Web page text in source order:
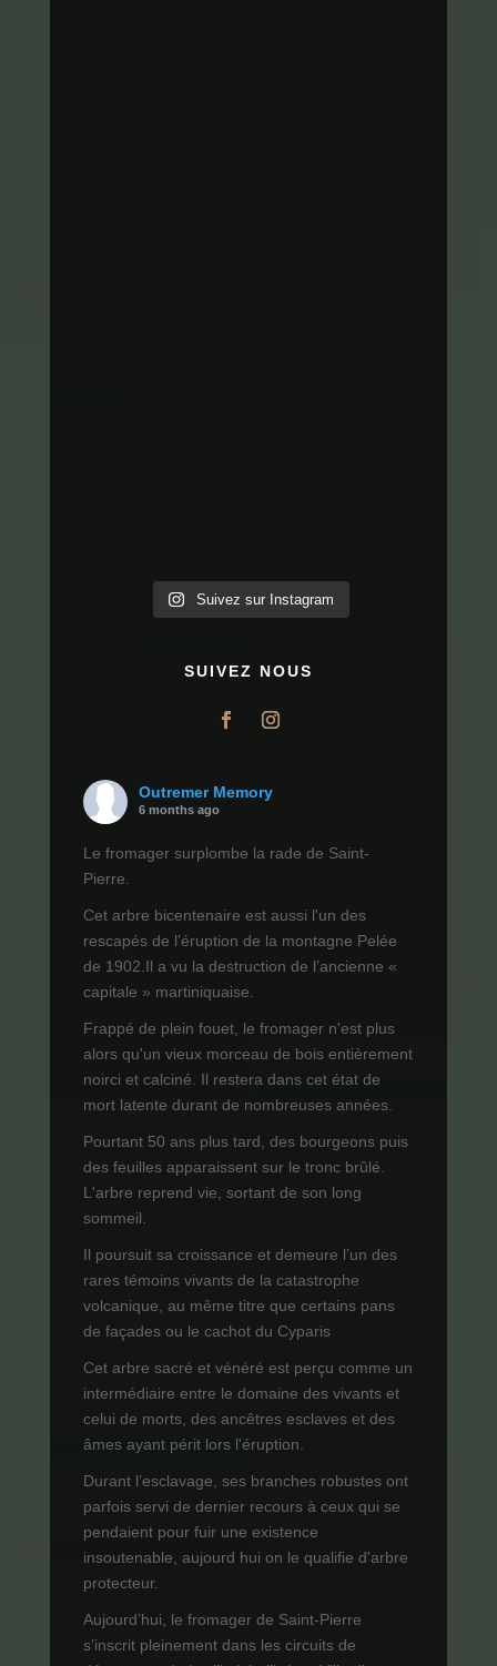
Suivez sur Instagram
SUIVEZ NOUS
Outremer Memory
6 months ago
Le fromager surplombe la rade de Saint-
Pierre.
Cet arbre bicentenaire est aussi l'un des
rescapés de l’éruption de la montagne Pelée
de 1902.Il a vu la destruction de l’ancienne «
capitale » martiniquaise.
Frappé de plein fouet, le fromager n'est plus
alors qu'un vieux morceau de bois entièrement
noirci et calciné. Il restera dans cet état de
mort latente durant de nombreuses années.
Pourtant 50 ans plus tard, des bourgeons puis
des feuilles apparaissent sur le tronc brûlé.
L'arbre reprend vie, sortant de son long
sommeil.
Il poursuit sa croissance et demeure l’un des
rares témoins vivants de la catastrophe
volcanique, au même titre que certains pans
de façades ou le cachot du Cyparis
Cet arbre sacré et vénéré est perçu comme un
intermédiaire entre le domaine des vivants et
celui de morts, des ancêtres esclaves et des
âmes ayant périt lors l'éruption.
Durant l’esclavage, ses branches robustes ont
parfois servi de dernier recours à ceux qui se
pendaient pour fuir une existence
insoutenable, aujourd hui on le qualifie d'arbre
protecteur.
Aujourd’hui, le fromager de Saint-Pierre
s’inscrit pleinement dans les circuits de